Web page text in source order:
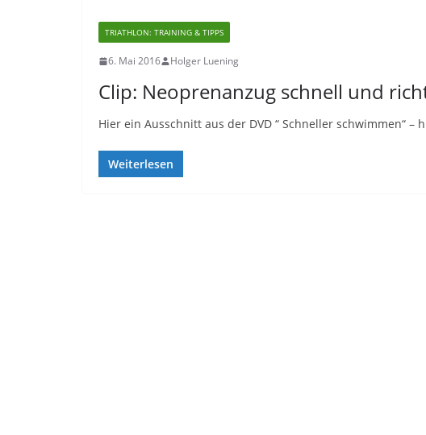
TRIATHLON: TRAINING & TIPPS
6. Mai 2016 Holger Luening
Clip: Neoprenanzug schnell und
Hier ein Ausschnitt aus der DVD “ Schneller schwimmen“ –
Weiterlesen